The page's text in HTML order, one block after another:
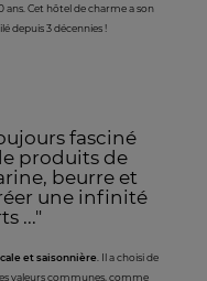
ans. Cet hôtel de charme a son
depuis 3 décennies !
fasciné
produits de
beurre et
une infinité
..."
et saisonnière . Il a choisi de
valeurs communes, comme